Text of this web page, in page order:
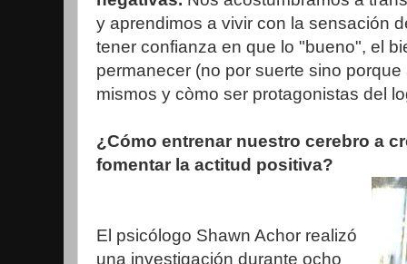
y aprendimos a vivir con la sensación
tener confianza en que lo "bueno", el
permanecer (no por suerte sino
mismos y còmo ser protagonistas del
¿Cómo entrenar nuestro cerebro a
fomentar la actitud positiva?
El psicólogo Shawn Achor realizó
una investigación durante ocho